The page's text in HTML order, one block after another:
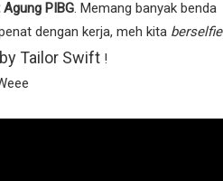
PIBG. Memang banyak benda
dengan kerja, meh kita berselfie
Tailor Swift!